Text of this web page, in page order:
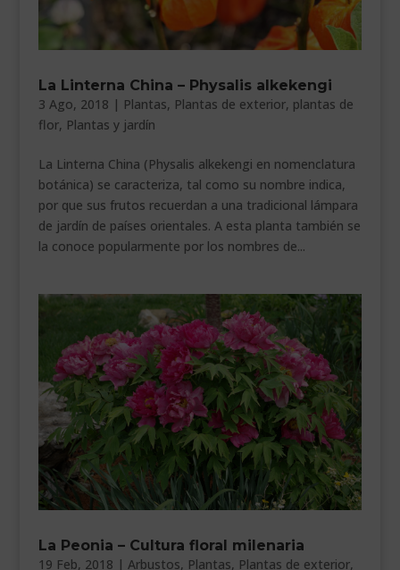
HORARIO GARDEN
BLOG
___________________________
La Linterna China – Physalis alkekengi
3 Ago, 2018 | Plantas, Plantas de exterior, plantas de
flor, Plantas y jardín
La Linterna China (Physalis alkekengi en nomenclatura
botánica) se caracteriza, tal como su nombre indica,
por que sus frutos recuerdan a una tradicional lámpara
de jardín de países orientales. A esta planta también se
la conoce popularmente por los nombres de...
La Peonia – Cultura floral milenaria
19 Feb, 2018 | Arbustos, Plantas, Plantas de exterior,